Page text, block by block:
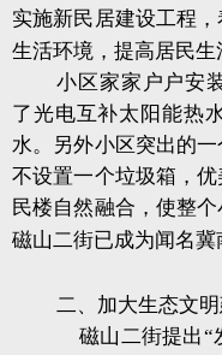
实施新民居建设工程
生活环境，提高居民生
小区家家户户安
了光电互补太阳能热
水。另外小区突出的
不设置一个垃圾箱，
民楼自然融合，使整
磁山二街已成为闻名冀
二、加大生态文
磁山二街提出“